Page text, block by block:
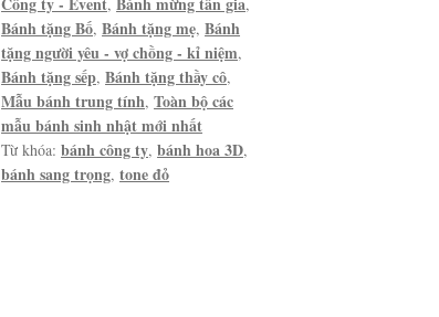
Bánh tặng Bố,Bánh tặng mẹ,Bánh
tặng người yêu - vợ chồng - kỉ niệm,
Bánh tặng sếp,Bánh tặng thầy cô,
Mẫu bánh trung tính,Toàn bộ các
mẫu bánh sinh nhật mới nhất
Từ khóa:bánh công ty,bánh hoa 3D,
bánh sang trọng,tone đỏ